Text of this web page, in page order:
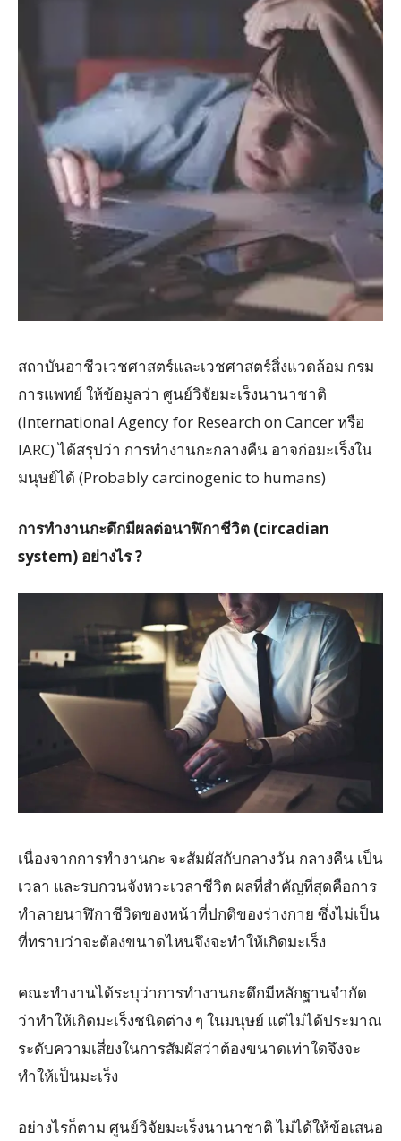
สถาบันอาชีวเวชศาสตร์และเวชศาสตร์สิ่งแวดล้อม กรม
การแพทย์ ให้ข้อมูลว่า ศูนย์วิจัยมะเร็งนานาชาติ
(International Agency for Research on Cancer หรือ
IARC) ได้สรุปว่า การทำงานกะกลางคืน อาจก่อมะเร็งใน
มนุษย์ได้ (Probably carcinogenic to humans)
การทำงานกะดึกมีผลต่อนาฬิกาชีวิต (circadian
system) อย่างไร ?
เนื่องจากการทำงานกะ จะสัมผัสกับกลางวัน กลางคืน เป็น
เวลา และรบกวนจังหวะเวลาชีวิต ผลที่สำคัญที่สุดคือการ
ทำลายนาฬิกาชีวิตของหน้าที่ปกติของร่างกาย ซึ่งไม่เป็น
ที่ทราบว่าจะต้องขนาดไหนจึงจะทำให้เกิดมะเร็ง
คณะทำงานได้ระบุว่าการทำงานกะดึกมีหลักฐานจำกัด
ว่าทำให้เกิดมะเร็งชนิดต่าง ๆ ในมนุษย์ แต่ไม่ได้ประมาณ
ระดับความเสี่ยงในการสัมผัสว่าต้องขนาดเท่าใดจึงจะ
ทำให้เป็นมะเร็ง
อย่างไรก็ตาม ศูนย์วิจัยมะเร็งนานาชาติ ไม่ได้ให้ข้อเสนอ